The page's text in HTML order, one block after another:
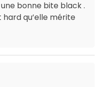
bonne bite black .
qu’elle mérite